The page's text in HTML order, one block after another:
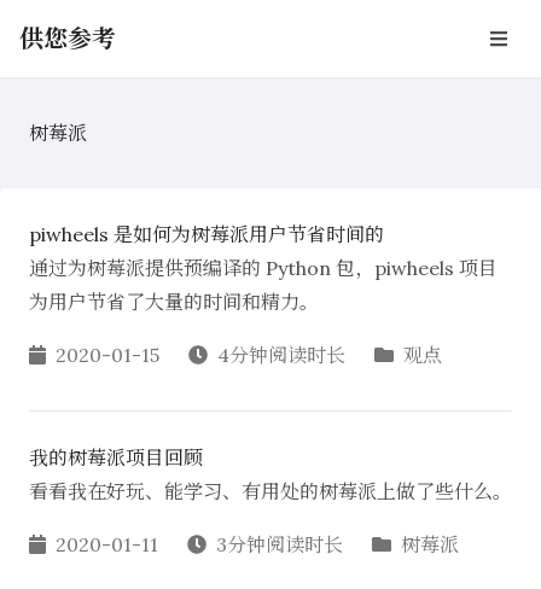
供您参考
树莓派
piwheels 是如何为树莓派用户节省时间的
通过为树莓派提供预编译的 Python 包，piwheels 项目
为用户节省了大量的时间和精力。
2020-01-15 4分钟阅读时长 观点
我的树莓派项目回顾
看看我在好玩、能学习、有用处的树莓派上做了些什么。
2020-01-11 3分钟阅读时长 树莓派